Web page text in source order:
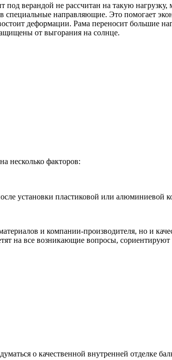
верандой не рассчитан на такую
специальные направляющие. Это помогает
деформации. Рама переносит большие
от выгорания на солнце.
несколько факторов:
установки пластиковой или алюминиевой
и компании-производителя, но и
на все возникающие вопросы,
о качественной внутренней отделке